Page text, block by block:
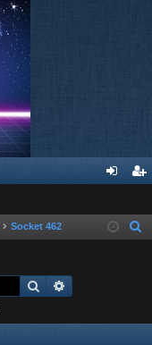
ne nr
Socket 462
r
Rechercher